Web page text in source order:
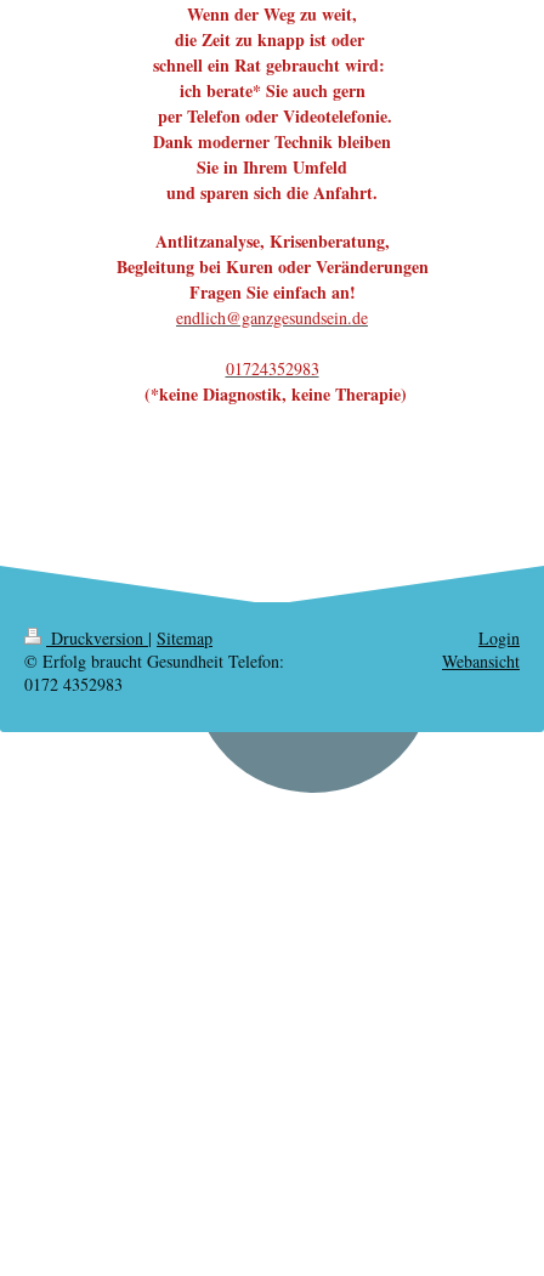
Wenn der Weg zu weit,
die Zeit zu knapp ist oder
schnell ein Rat gebraucht wird:
ich berate* Sie auch gern
per Telefon oder Videotelefonie.
Dank moderner Technik bleiben
Sie in Ihrem Umfeld
und sparen sich die Anfahrt.
Antlitzanalyse, Krisenberatung,
Begleitung bei Kuren oder Veränderungen
Fragen Sie einfach an!
endlich@ganzgesundsein.de
01724352983
(*keine Diagnostik, keine Therapie)
Druckversion | Sitemap
© Erfolg braucht Gesundheit Telefon:
0172 4352983
Login
Webansicht